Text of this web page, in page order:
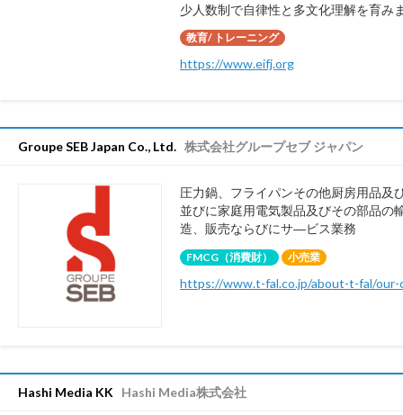
少人数制で自律性と多文化理解を育み
教育/ トレーニング
https://www.eifj.org
Groupe SEB Japan Co., Ltd. 株式会社グループセブ ジャパン
圧力鍋、フライパンその他厨房用品及
並びに家庭用電気製品及びその部品の
造、販売ならびにサ―ビス業務
FMCG（消費財） 小売業
https://www.t-fal.co.jp/about-t-fal/our-
Hashi Media KK Hashi Media株式会社